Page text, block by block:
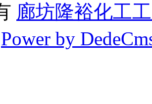
廊坊隆裕化工
Power by